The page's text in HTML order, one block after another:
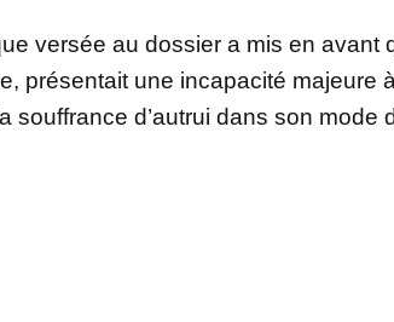
versée au dossier a mis en avant
présentait une incapacité majeure
souffrance d’autrui dans son mode